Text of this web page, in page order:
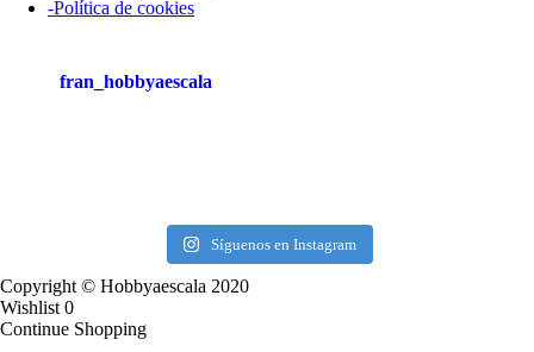
-Política de cookies
fran_hobbyaescala
Síguenos en Instagram
Copyright © Hobbyaescala 2020
Wishlist 0
Continue Shopping